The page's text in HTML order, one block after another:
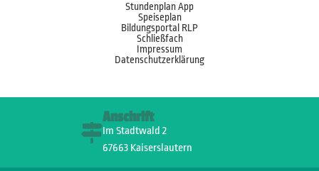
Stundenplan App
Speiseplan
Bildungsportal RLP
Schließfach
Impressum
Datenschutzerklärung
Anschrift
Im Stadtwald 2
67663 Kaiserslautern